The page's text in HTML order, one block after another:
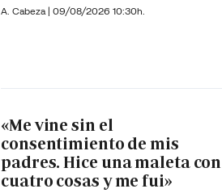
A. Cabeza | 09/08/2026 10:30h.
«Me vine sin el
consentimiento de mis
padres. Hice una maleta con
cuatro cosas y me fui»